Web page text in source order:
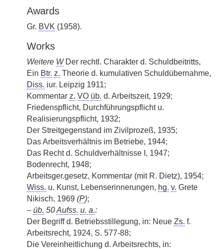
Awards
Gr. BVK (1958).
Works
Weitere WDer rechtl. Charakter d. Schuldbeitritts,
Ein Btr. z. Theorie d. kumulativen Schuldübernahme,
Diss. iur. Leipzig 1911;
Kommentar z. VO üb. d. Arbeitszeit, 1929;
Friedenspflicht, Durchführungspflicht u.
Realisierungspflicht, 1932;
Der Streitgegenstand im Zivilprozeß, 1935;
Das Arbeitsverhältnis im Betriebe, 1944;
Das Recht d. Schuldverhältnisse I, 1947;
Bodenrecht, 1948;
Arbeitsger.gesetz, Kommentar (mit R. Dietz), 1954;
Wiss. u. Kunst, Lebenserinnerungen, hg. v. Grete
Nikisch, 1969 (P);
– üb. 50Aufss. u. a.:
Der Begriff d. Betriebsstillegung, in: Neue Zs. f.
Arbeitsrecht, 1924, S. 577-88;
Die Vereinheitlichung d. Arbeitsrechts, in: